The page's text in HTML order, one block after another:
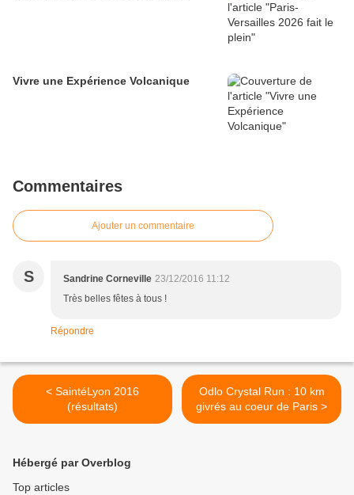
Vivre une Expérience Volcanique
Commentaires
Ajouter un commentaire
S Sandrine Corneville 23/12/2016 11:12
Très belles fêtes à tous !
Répondre
< SaintéLyon 2016
(résultats)
Odlo Crystal Run : 10 km
givrés au coeur de Paris >
Hébergé par Overblog
Top articles